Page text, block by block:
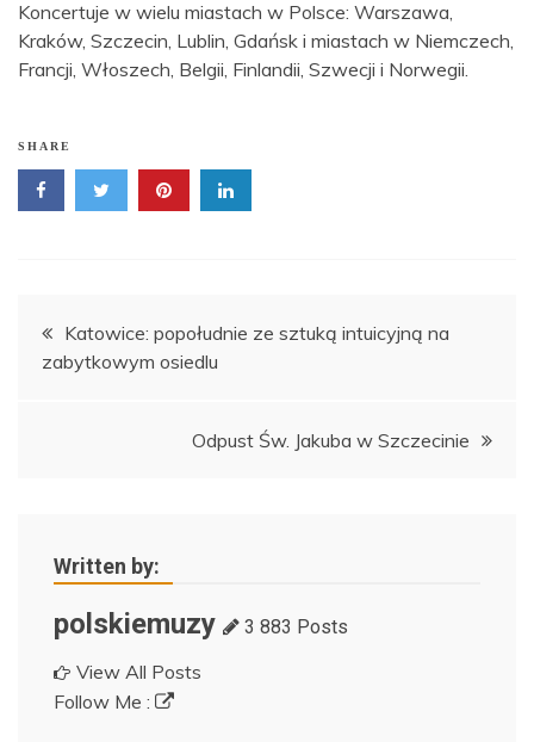
Koncertuje w wielu miastach w Polsce: Warszawa,
Kraków, Szczecin, Lublin, Gdańsk i miastach w Niemczech,
Francji, Włoszech, Belgii, Finlandii, Szwecji i Norwegii.
SHARE
Nawigacja
wpisu
Katowice: popołudnie ze sztuką intuicyjną na
zabytkowym osiedlu
Odpust Św. Jakuba w Szczecinie
Written by:
polskiemuzy 3 883 Posts
View All Posts
Follow Me :